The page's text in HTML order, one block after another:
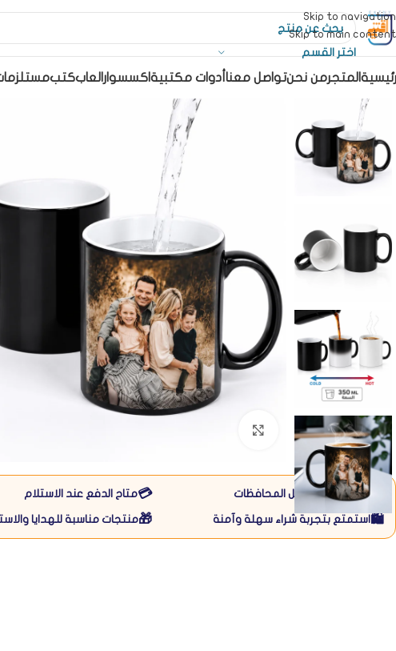
Skip to navigation
Skip to main content
اختر القسم
المتجرمن نحنتواصل معنا أدوات مكتبيةاكسسوار العابكتب
متاح التوصيل لكل المحافظات 💳متاح الدفع عند الاستلام
🛍️ استمتع بتجربة شراء سهلة وآمنة 🎁منتجات مناسبة للهدايا